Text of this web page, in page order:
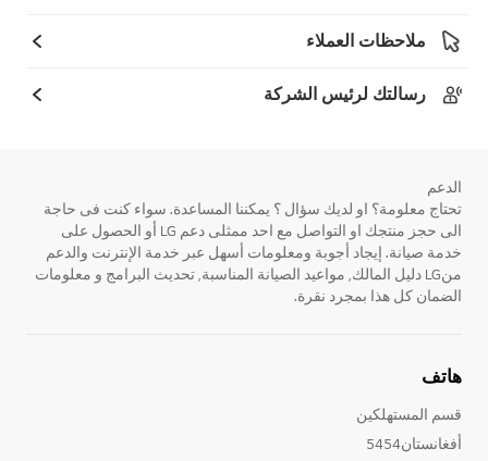
ملاحظات العملاء
رسالتك لرئيس الشركة
الدعم
تحتاج معلومة؟ او لديك سؤال ؟ يمكننا المساعدة. سواء كنت فى حاجة
الى حجز منتجك او التواصل مع احد ممثلى دعم LG أو الحصول على
خدمة صيانة. إيجاد أجوبة ومعلومات أسهل عبر خدمة الإنترنت والدعم
منLG دليل المالك, مواعيد الصيانة المناسبة, تحديث البرامج و معلومات
الضمان كل هذا بمجرد نقرة.
هاتف
قسم المستهلكين
أفغانستان5454